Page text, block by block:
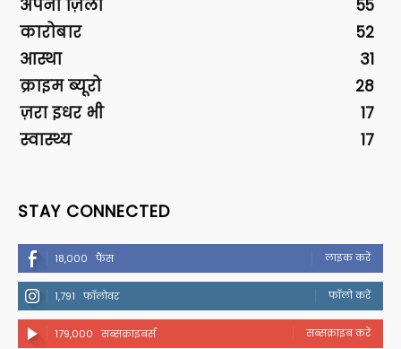
अपना ज़िला
55
कारोबार
52
आस्था
31
क्राइम ब्यूरो
28
ज़रा इधर भी
17
स्वास्थ्य
17
STAY CONNECTED
18,000 फैंस लाइक करें
1,791 फॉलोवर फॉलो करें
179,000 सब्सक्राइबर्स सब्सक्राइब करें